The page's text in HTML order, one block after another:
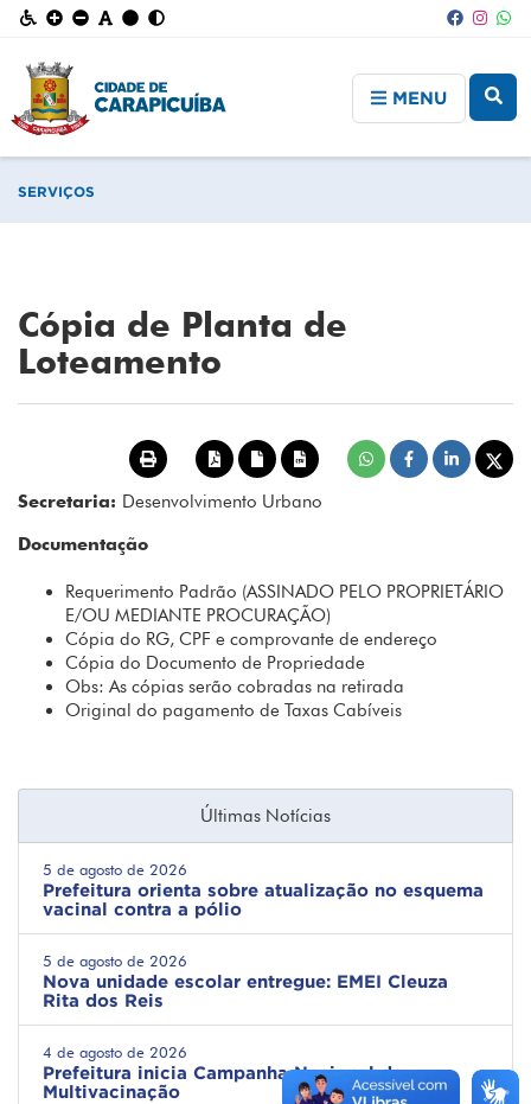
MENU
SERVIÇOS
Cópia de Planta de
Loteamento
Secretaria: Desenvolvimento Urbano
Documentação
Requerimento Padrão (ASSINADO PELO PROPRIETÁRIO
E/OU MEDIANTE PROCURAÇÃO)
Cópia do RG, CPF e comprovante de endereço
Cópia do Documento de Propriedade
Obs: As cópias serão cobradas na retirada
Original do pagamento de Taxas Cabíveis
Últimas Notícias
5 de agosto de 2026
Prefeitura orienta sobre atualização no esquema
vacinal contra a pólio
5 de agosto de 2026
Nova unidade escolar entregue: EMEI Cleuza
Rita dos Reis
4 de agosto de 2026
Prefeitura inicia Campanha Nacional de
Multivacinação